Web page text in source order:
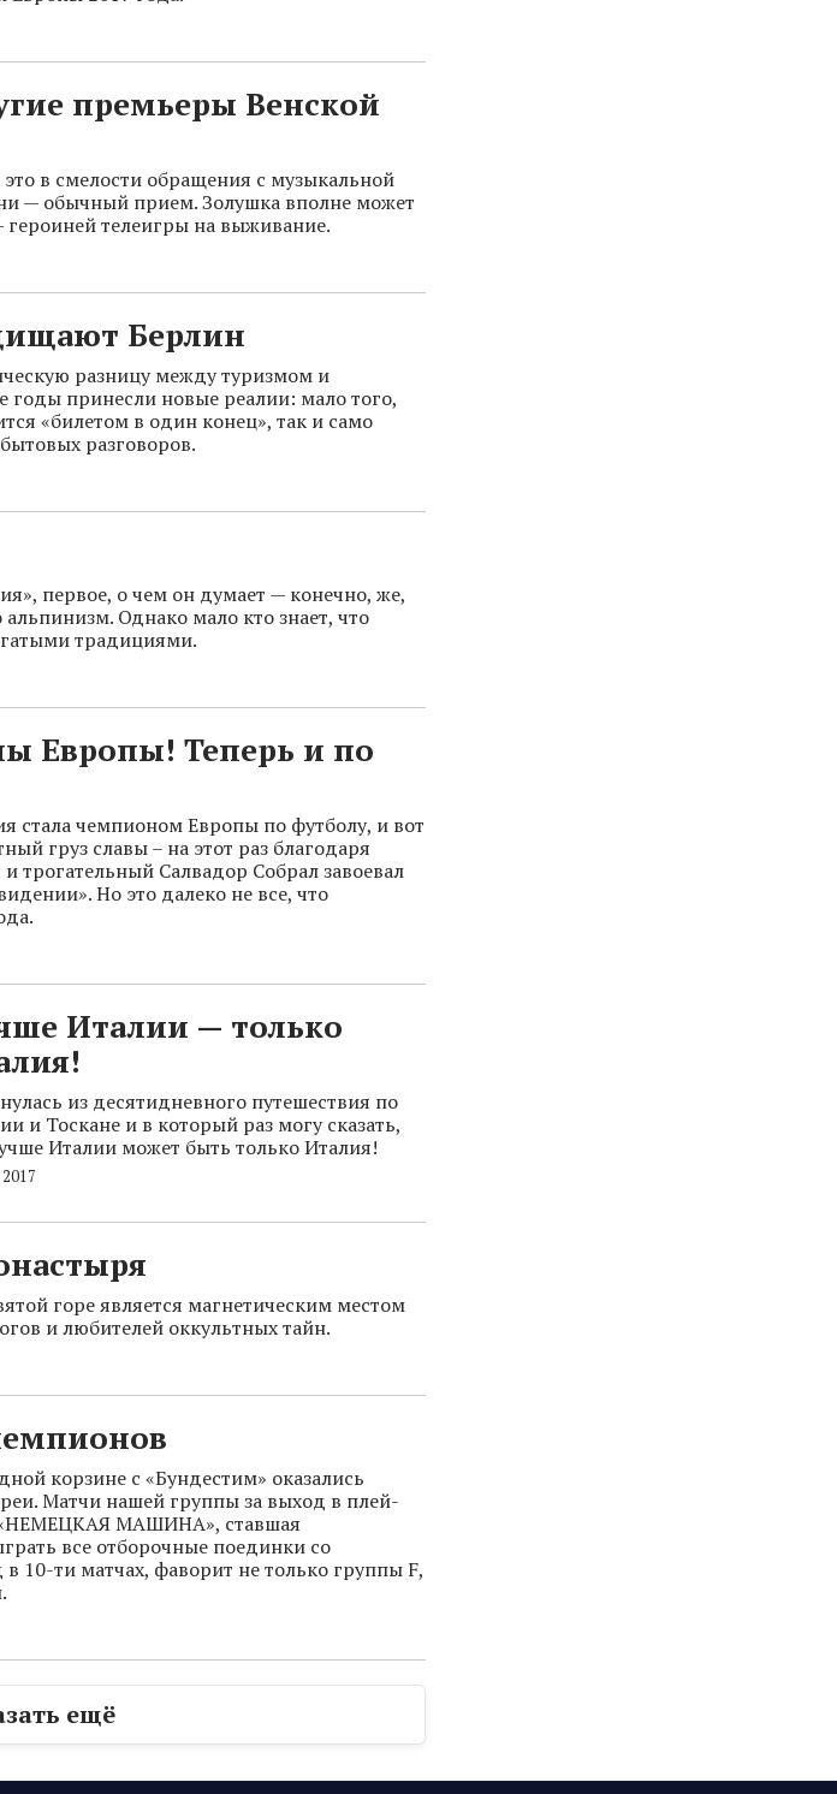
премьеры Венской
в смелости обращения с музыкальной
— обычный прием. Золушка вполне может
телеигры на выживание.
Берлин
разницу между туризмом и
принесли новые реалии: мало того,
«билетом в один конец», так и само
разговоров.
первое, о чем он думает — конечно, же,
Однако мало кто знает, что
традициями.
Европы! Теперь и по
стала чемпионом Европы по футболу, и вот
груз славы – на этот раз благодаря
Салвадор Собрал завоевал
Но это далеко не все, что
Италии — только
из десятидневного путешествия по
и Тоскане и в который раз могу сказать,
Италии может быть только Италия!
горе является магнетическим местом
и любителей оккультных тайн.
корзине с «Бундестим» оказались
Матчи нашей группы за выход в плей-
«НЕМЕЦКАЯ МАШИНА», ставшая
все отборочные поединки со
10-ти матчах, фаворит не только группы F,
ещё